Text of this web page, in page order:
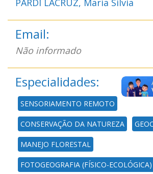
PARDI LACRUZ, María Silvia
Email:
Não informado
Especialidades:
SENSORIAMENTO REMOTO
CONSERVAÇÃO DA NATUREZA
MANEJO FLORESTAL
FOTOGEOGRAFIA (FÍSICO-ECOLÓGICA)